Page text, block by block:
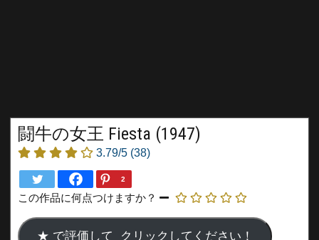
闘牛の女王 Fiesta (1947)
3.79/5 (38)
2
この作品に何点つけますか？